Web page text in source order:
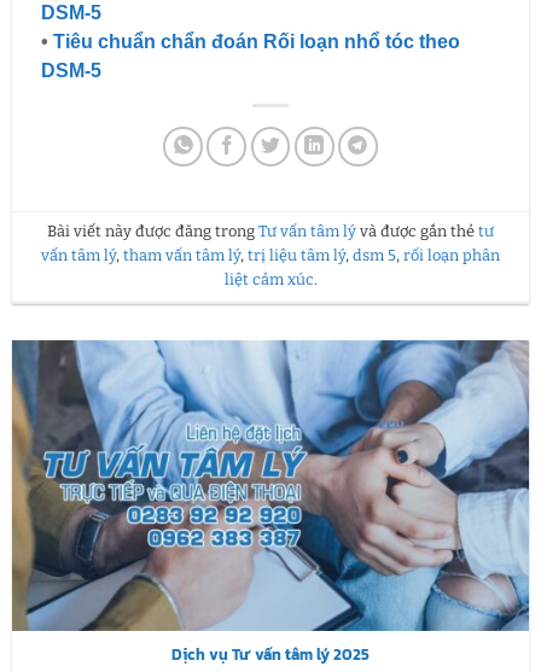
DSM-5
• Tiêu chuẩn chẩn đoán Rối loạn nhổ tóc theo
DSM-5
Bài viết này được đăng trong Tư vấn tâm lý và được gắn thẻ tư
vấn tâm lý, tham vấn tâm lý, trị liệu tâm lý, dsm 5, rối loạn phân
liệt cảm xúc.
Dịch vụ Tư vấn tâm lý 2025